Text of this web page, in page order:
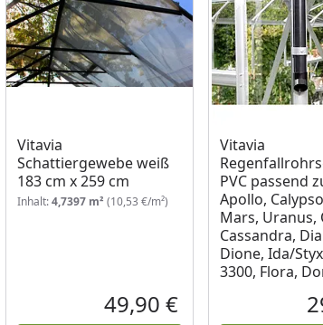
Preis
Vitavia
Schattiergewebe weiß
183 cm x 259 cm
Inhalt:4,7397 m² (10,53 €/m²)
Aktueller Preis
49,90 €
Vitavia
PVC passend
Apollo,
Mars, Uranus,
Cassandra,
Dione, Ida/
3300, Flora,